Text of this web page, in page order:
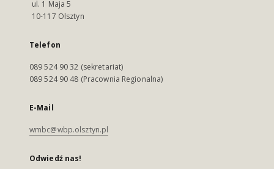
ul. 1 Maja 5
10-117 Olsztyn
Telefon
089 524 90 32 (sekretariat)
089 524 90 48 (Pracownia Regionalna)
E-Mail
wmbc@wbp.olsztyn.pl
Odwiedź nas!